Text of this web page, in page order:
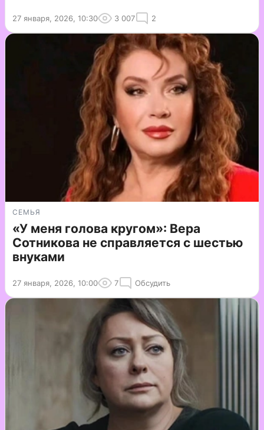
27 января, 2026, 10:30 3 007 2
СЕМЬЯ
«У меня голова кругом»: Вера
Сотникова не справляется с шестью
внуками
27 января, 2026, 10:00 7 Обсудить